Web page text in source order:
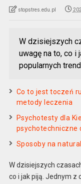
stopstres.edu.pl
W dzisiejszych
uwagę na to, co i
popularnych
Co to jest toczeń
metody leczenia
Psychotesty dla
psychotechniczne
Sposoby na
W dzisiejszych
co i jak piją. Jednym z